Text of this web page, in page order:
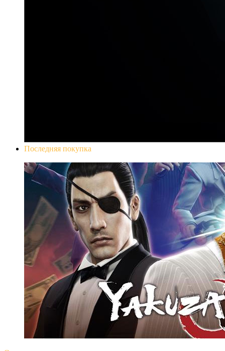
Последняя покупка